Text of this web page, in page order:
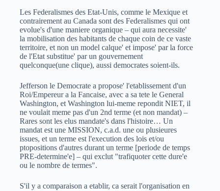
Les Federalismes des Etat-Unis, comme le Mexique et
contrairement au Canada sont des Federalismes qui ont
evolue's d'une maniere organique – qui aura necessite'
la mobilisation des habitants de chaque coin de ce vaste
territoire, et non un model calque' et impose' par la force
de l'Etat substitue' par un gouvernement
quelconque(une clique), aussi democrates soient-ils.
Jefferson le Democrate a propose' l'etablissement d'un
Roi/Empereur a la Fancaise, avec a sa tete le General
Washington, et Washington lui-meme repondit NIET, il
ne voulait meme pas d'un 2nd terme (et non mandat) –
Rares sont les elus mandate's dans l'histoire… Un
mandat est une MISSION, c.a.d. une ou plusieures
issues, et un terme est l'execution des lois et/ou
ptopositions d'autres durant un terme [periode de temps
PRE-determine'e] – qui exclut "trafiquoter cette dure'e
ou le nombre de termes".
S'il y a comparaison a etablir, ca serait l'organisation en